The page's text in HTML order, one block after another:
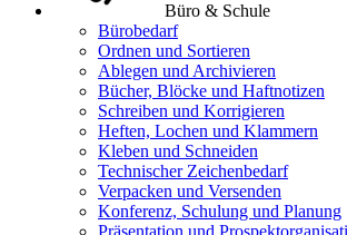
Büro & Schule
Bürobedarf
Ordnen und Sortieren
Ablegen und Archivieren
Bücher, Blöcke und Haftnotizen
Schreiben und Korrigieren
Heften, Lochen und Klammern
Kleben und Schneiden
Technischer Zeichenbedarf
Verpacken und Versenden
Konferenz, Schulung und Planung